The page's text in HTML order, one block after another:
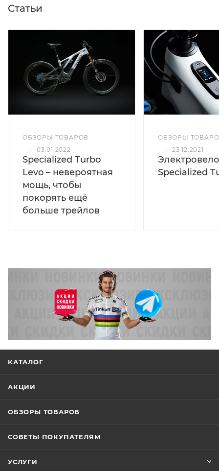
Статьи
ОБЗОРЫ ТОВАРОВ
— 03.01.2022
Specialized Turbo
Levo – невероятная
мощь, чтобы
покорять ещё
больше трейлов
ОБЗОРЫ
— 23.12.2021
Specialized
КАТАЛОГ
АКЦИИ
ОБЗОРЫ ТОВАРОВ
СОВЕТЫ ПОКУПАТЕЛЯМ
УСЛУГИ